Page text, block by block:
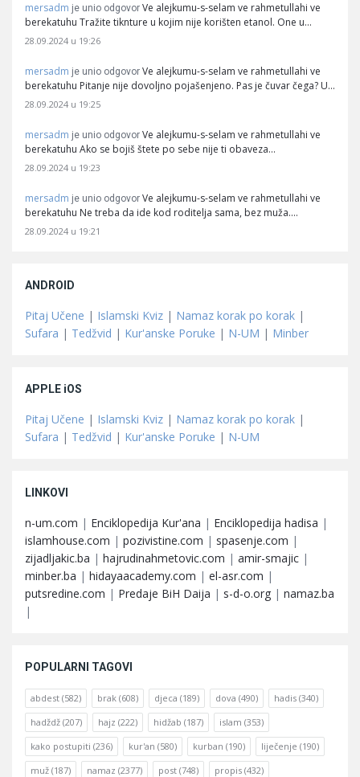
mersadm je unio odgovor Ve alejkumu-s-selam ve rahmetullahi ve
berekatuhu Tražite tiknture u kojim nije korišten etanol. One u…
28.09.2024 u 19:26
mersadm je unio odgovor Ve alejkumu-s-selam ve rahmetullahi ve
berekatuhu Pitanje nije dovoljno pojašenjeno. Pas je čuvar čega? U…
28.09.2024 u 19:25
mersadm je unio odgovor Ve alejkumu-s-selam ve rahmetullahi ve
berekatuhu Ako se bojiš štete po sebe nije ti obaveza…
28.09.2024 u 19:23
mersadm je unio odgovor Ve alejkumu-s-selam ve rahmetullahi ve
berekatuhu Ne treba da ide kod roditelja sama, bez muža.…
28.09.2024 u 19:21
ANDROID
Pitaj Učene | Islamski Kviz | Namaz korak po korak |
Sufara | Tedžvid | Kur'anske Poruke | N-UM | Minber
APPLE iOS
Pitaj Učene | Islamski Kviz | Namaz korak po korak |
Sufara | Tedžvid | Kur'anske Poruke | N-UM
LINKOVI
n-um.com | Enciklopedija Kur'ana | Enciklopedija hadisa |
islamhouse.com | pozivistine.com | spasenje.com |
zijadljakic.ba | hajrudinahmetovic.com | amir-smajic |
minber.ba | hidayaacademy.com | el-asr.com |
putsredine.com | Predaje BiH Daija | s-d-o.org | namaz.ba
|
POPULARNI TAGOVI
abdest (582) brak (608) djeca (189) dova (490) hadis (340)
hadždž (207) hajz (222) hidžab (187) islam (353)
kako postupiti (236) kur'an (580) kurban (190) liječenje (190)
muž (187) namaz (2377) post (748) propis (432)